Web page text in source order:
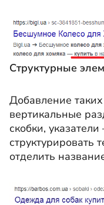
Структурные
Добавление
вертикальные
скобки,
структурировать
отделить